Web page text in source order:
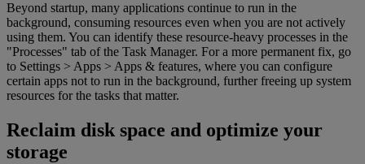
Beyond startup, many applications continue to run in the
background, consuming resources even when you are not actively
using them. You can identify these resource-heavy processes in the
"Processes" tab of the Task Manager. For a more permanent fix, go
to Settings > Apps > Apps & features, where you can configure
certain apps not to run in the background, further freeing up system
resources for the tasks that matter.
Reclaim disk space and optimize your
storage